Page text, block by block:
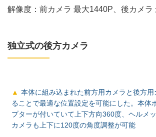
解像度：前カメラ 最大1440P、後カメラ
独立式の後方カメラ
本体に組み込まれた前方用カメラと後方
ることで最適な位置設定を可能にした。本体
プターが付いていて上下方向360度、ヘルメ
カメラも上下に120度の角度調整が可能